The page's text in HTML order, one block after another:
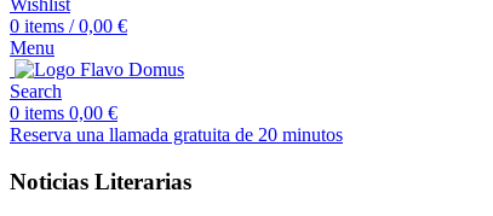
Wishlist
0 items / 0,00 €
Menu
Search
0 items 0,00 €
Reserva una llamada gratuita de 20 minutos
Noticias Literarias